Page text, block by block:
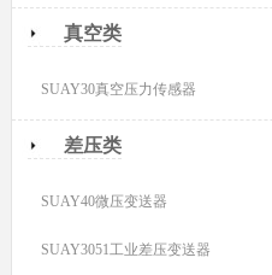
真空类
SUAY30真空压力传感器
差压类
SUAY40微压变送器
SUAY3051工业差压变送器